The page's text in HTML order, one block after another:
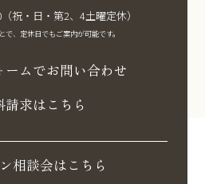
祝・日・第2、4土曜定休）
、定休日でもご案内が可能です。
ームでお問い合わせ
請求はこちら
相談会はこちら